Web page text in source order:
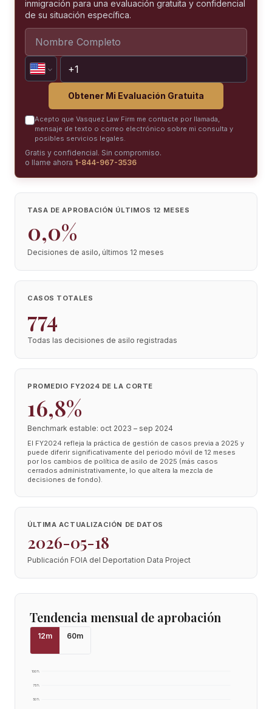
inmigración para una evaluación gratuita y confidencial
de su situación específica.
Obtener Mi Evaluación Gratuita
Acepto que Vasquez Law Firm me contacte por llamada,
mensaje de texto o correo electrónico sobre mi consulta y
posibles servicios legales.
Gratis y confidencial. Sin compromiso.
o llame ahora 1-844-967-3536
TASA DE APROBACIÓN ÚLTIMOS 12 MESES
0,0%
Decisiones de asilo, últimos 12 meses
CASOS TOTALES
774
Todas las decisiones de asilo registradas
PROMEDIO FY2024 DE LA CORTE
16,8%
Benchmark estable: oct 2023 – sep 2024
El FY2024 refleja la práctica de gestión de casos previa a 2025 y
puede diferir significativamente del periodo móvil de 12 meses
por los cambios de política de asilo de 2025 (más casos
cerrados administrativamente, lo que altera la mezcla de
decisiones de fondo).
ÚLTIMA ACTUALIZACIÓN DE DATOS
2026-05-18
Publicación FOIA del Deportation Data Project
Tendencia mensual de aprobación
12m 60m
50%
75%
100%